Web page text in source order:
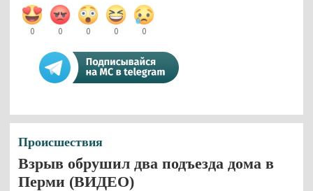
0 0 0 0 0
Происшествия
Взрыв обрушил два подъезда дома в
Перми (ВИДЕО)